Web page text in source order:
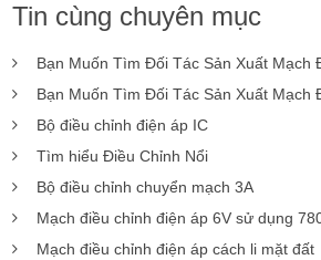
Tin cùng chuyên mục
Bạn Muốn Tìm Đối Tác Sản Xuất Mạch
Bạn Muốn Tìm Đối Tác Sản Xuất Mạch
Bộ điều chỉnh điện áp IC
Tìm hiểu Điều Chỉnh Nổi
Bộ điều chỉnh chuyển mạch 3A
Mạch điều chỉnh điện áp 6V sử dụng
Mạch điều chỉnh điện áp cách li mặt đất